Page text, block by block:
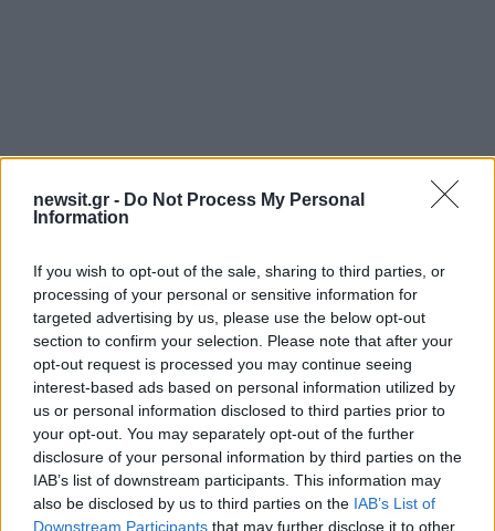
newsit.gr - Do Not Process My Personal
Information
If you wish to opt-out of the sale, sharing to third parties, or
processing of your personal or sensitive information for
targeted advertising by us, please use the below opt-out
section to confirm your selection. Please note that after your
opt-out request is processed you may continue seeing
interest-based ads based on personal information utilized by
us or personal information disclosed to third parties prior to
your opt-out. You may separately opt-out of the further
disclosure of your personal information by third parties on the
IAB’s list of downstream participants. This information may
also be disclosed by us to third parties on the IAB’s List of
Downstream Participants that may further disclose it to other
Αν τα χάσατε